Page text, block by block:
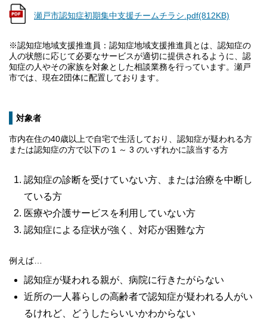
瀬戸市認知症初期集中支援チームチラシ.pdf(812KB)
※認知症地域支援推進員：認知症地域支援推進員とは、認知症の
人の状態に応じて必要なサービスが適切に提供されるように、認
知症の人やその家族を対象とした相談業務を行っています。瀬戸
市では、現在2団体に配置しております。
対象者
市内在住の40歳以上で自宅で生活しており、認知症が疑われる方
または認知症の方で以下の 1 ～ 3 のいずれかに該当する方
認知症の診断を受けていない方、または治療を中断し
ている方
医療や介護サービスを利用していない方
認知症による症状が強く、対応が困難な方
例えば…
認知症が疑われる親が、病院に行きたがらない
近所の一人暮らしの高齢者で認知症が疑われる人がい
るけれど、どうしたらいいかわからない